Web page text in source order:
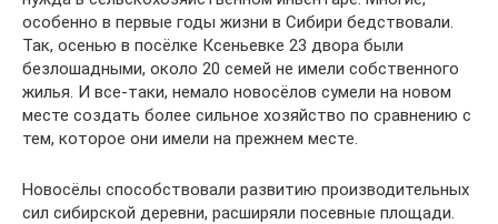
особенно в первые годы жизни в Сибири бедствовали.
Так, осенью в посёлке Ксеньевке 23 двора были
безлошадными, около 20 семей не имели собственного
жилья. И все-таки, немало новосёлов сумели на новом
месте создать более сильное хозяйство по сравнению с
тем, которое они имели на прежнем месте.
Новосёлы способствовали развитию производительных
сил сибирской деревни, расширяли посевные площади.